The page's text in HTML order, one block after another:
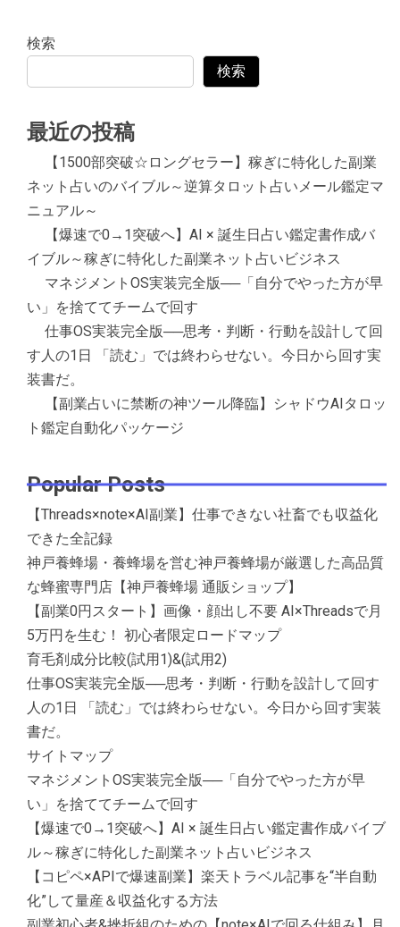
検索
検索
最近の投稿
【1500部突破☆ロングセラー】稼ぎに特化した副業
ネット占いのバイブル～逆算タロット占いメール鑑定マ
ニュアル～
【爆速で0→1突破へ】AI × 誕生日占い鑑定書作成バ
イブル～稼ぎに特化した副業ネット占いビジネス
マネジメントOS実装完全版──「自分でやった方が早
い」を捨ててチームで回す
仕事OS実装完全版──思考・判断・行動を設計して回
す人の1日 「読む」では終わらせない。今日から回す実
装書だ。
【副業占いに禁断の神ツール降臨】シャドウAIタロッ
ト鑑定自動化パッケージ
Popular Posts
【Threads×note×AI副業】仕事できない社畜でも収益化
できた全記録
神戸養蜂場・養蜂場を営む神戸養蜂場が厳選した高品質
な蜂蜜専門店【神戸養蜂場 通販ショップ】
【副業0円スタート】画像・顔出し不要 AI×Threadsで月
5万円を生む！ 初心者限定ロードマップ
育毛剤成分比較(試用1)&(試用2)
仕事OS実装完全版──思考・判断・行動を設計して回す
人の1日 「読む」では終わらせない。今日から回す実装
書だ。
サイトマップ
マネジメントOS実装完全版──「自分でやった方が早
い」を捨ててチームで回す
【爆速で0→1突破へ】AI × 誕生日占い鑑定書作成バイブ
ル～稼ぎに特化した副業ネット占いビジネス
【コピペ×APIで爆速副業】楽天トラベル記事を“半自動
化”して量産＆収益化する方法